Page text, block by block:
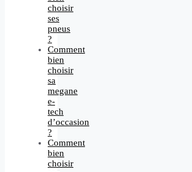
choisir
ses
pneus
?
Comment
bien
choisir
sa
megane
e-
tech
d’occasion
?
Comment
bien
choisir